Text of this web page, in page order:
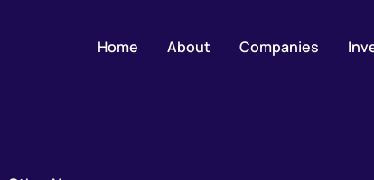
Home About Companies